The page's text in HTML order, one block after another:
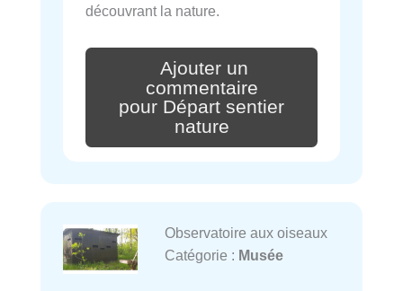
découvrant la nature.
Ajouter un
commentaire
pour Départ sentier
nature
Observatoire aux oiseaux
Catégorie : Musée